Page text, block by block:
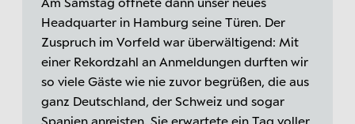
Headquarter in Hamburg seine Türen. Der
Zuspruch im Vorfeld war überwältigend: Mit
einer Rekordzahl an Anmeldungen durften wir
so viele Gäste wie nie zuvor begrüßen, die aus
ganz Deutschland, der Schweiz und sogar
Spanien anreisten. Sie erwartete ein Tag voller